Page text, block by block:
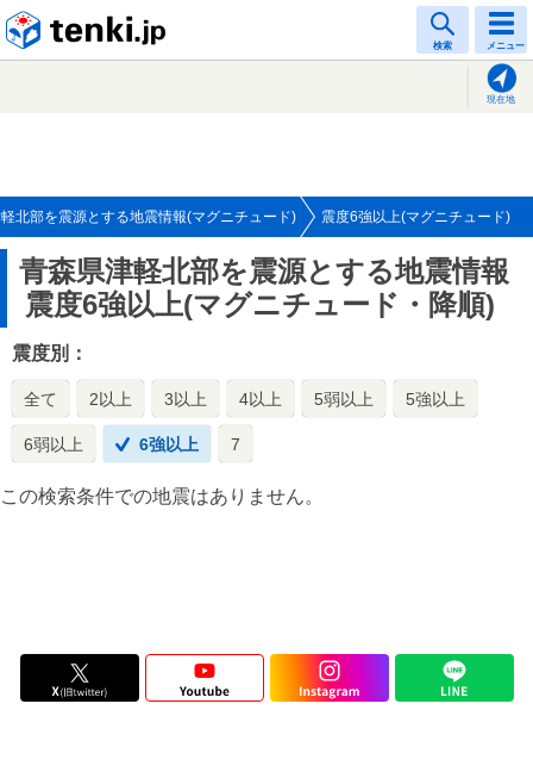
検索 メニュー
現在地
北部を震源とする地震情報(マグニチュード) 震度6強以上(マグニチュード)
青森県津軽北部を震源とする地震情報
震度6強以上(マグニチュード・降順)
震度別：
全て 2以上 3以上 4以上 5弱以上 5強以上
6弱以上 6強以上 7
この検索条件での地震はありません。